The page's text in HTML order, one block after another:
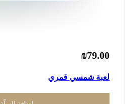
₪79.00
لعبة شمسي قمري